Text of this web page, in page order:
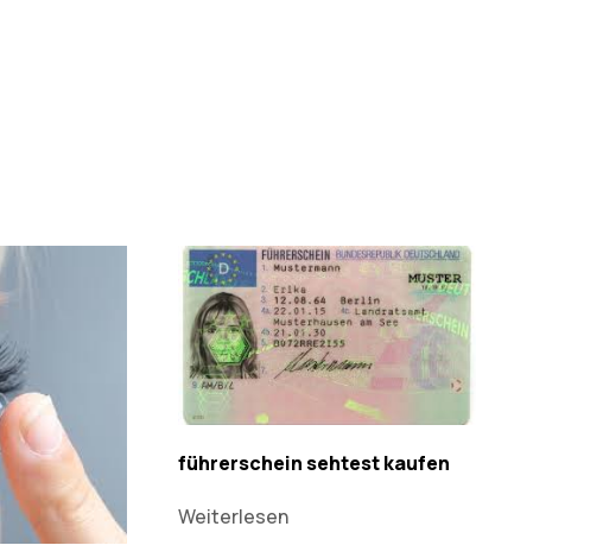
führerschein sehtest kaufen
Weiterlesen